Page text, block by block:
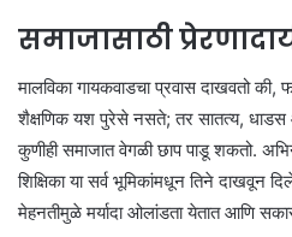
समाजासाठी
मालविका गायकवाडचा प्रवास दाखवतो की,
शैक्षणिक यश पुरेसे नसते; तर सातत्य,
कुणीही समाजात वेगळी छाप पाडू शकतो.
शिक्षिका या सर्व भूमिकांमधून तिने दाखवून
मेहनतीमुळे मर्यादा ओलांडता येतात आणि